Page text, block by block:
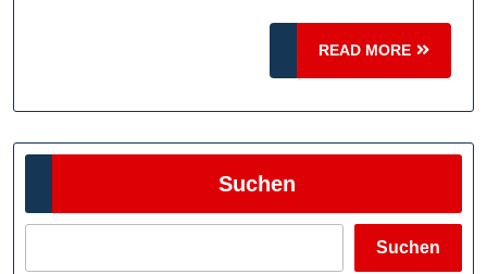
READ MORE
READ
MORE
Suchen
Suchen